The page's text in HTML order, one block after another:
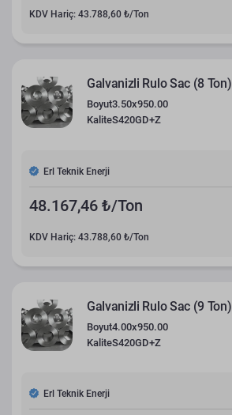
KDV Hariç: 43.788,60 ₺/Ton
Galvanizli Rulo Sac (8 Ton)
Boyut3.50x950.00
KaliteS420GD+Z
Erl Teknik Enerji
48.167,46 ₺/Ton
KDV Hariç: 43.788,60 ₺/Ton
Galvanizli Rulo Sac (9 Ton)
Boyut4.00x950.00
KaliteS420GD+Z
Erl Teknik Enerji